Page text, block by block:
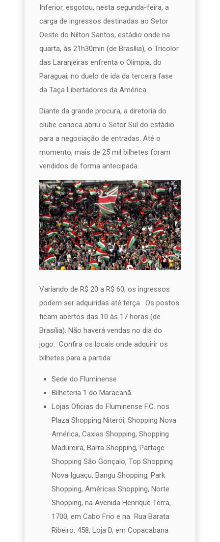
Inferior, esgotou, nesta segunda-feira, a
carga de ingressos destinadas ao Setor
Oeste do Nilton Santos, estádio onde na
quarta, às 21h30min (de Brasília), o Tricolor
das Laranjeiras enfrenta o Olimpia, do
Paraguai, no duelo de ida da terceira fase
da Taça Libertadores da América.
Diante da grande procura, a diretoria do
clube carioca abriu o Setor Sul do estádio
para a negociação de entradas. Até o
momento, mais de 25 mil bilhetes foram
vendidos de forma antecipada.
Variando de R$ 20 a R$ 60, os ingressos
podem ser adquiridas até terça. Os postos
ficam abertos das 10 às 17 horas (de
Brasília). Não haverá vendas no dia do
jogo. Confira os locais onde adquirir os
bilhetes para a partida:
Sede do Fluminense
Bilheteria 1 do Maracanã
Lojas Oficias do Fluminense F.C. nos
Plaza Shopping Niterói, Shopping Nova
América, Caxias Shopping, Shopping
Madureira, Barra Shopping, Partage
Shopping São Gonçalo, Top Shopping
Nova Iguaçu, Bangu Shopping, Park
Shopping, Américas Shopping, Norte
Shopping, na Avenida Henrique Terra,
1700, em Cabo Frio e na Rua Barata
Ribeiro, 458, Loja D, em Copacabana